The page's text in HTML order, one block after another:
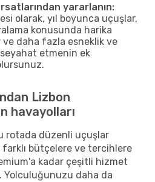
yararlanın:
olarak, yıl boyunca uçuşlar,
konusunda harika
ve daha fazla esneklik ve
etmenin ek
Lizbon
havayolları
rotada düzenli uçuşlar
farklı bütçelere ve tercihlere
kadar çeşitli hizmet
daha da